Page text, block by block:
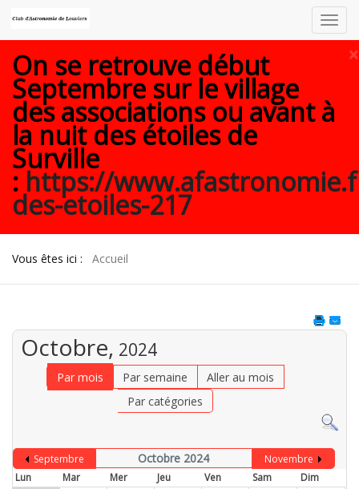
×
On se retrouve début
Septembre sur le village
des associations ou avant à
la nuit des étoiles de
Surville
: https://
des-etoiles-217
Vous êtes ici : Accueil
Octobre, 2024
Par mois Par semaine
Aller au mois
Par catégories
Septembre Octobre 2024
Novembre
Lun
Mar Mer Jeu Ven Sam
Dim